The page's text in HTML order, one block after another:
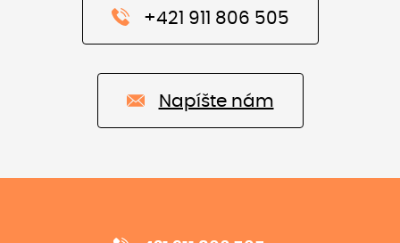
+421 911 806 505
Napíšte nám